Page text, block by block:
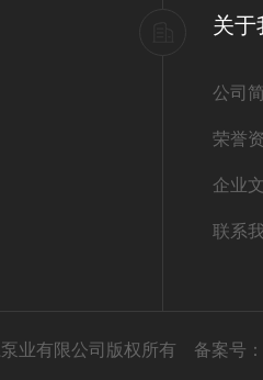
关于
公司
荣誉
企业
联系
业有限公司版权所有 备案号